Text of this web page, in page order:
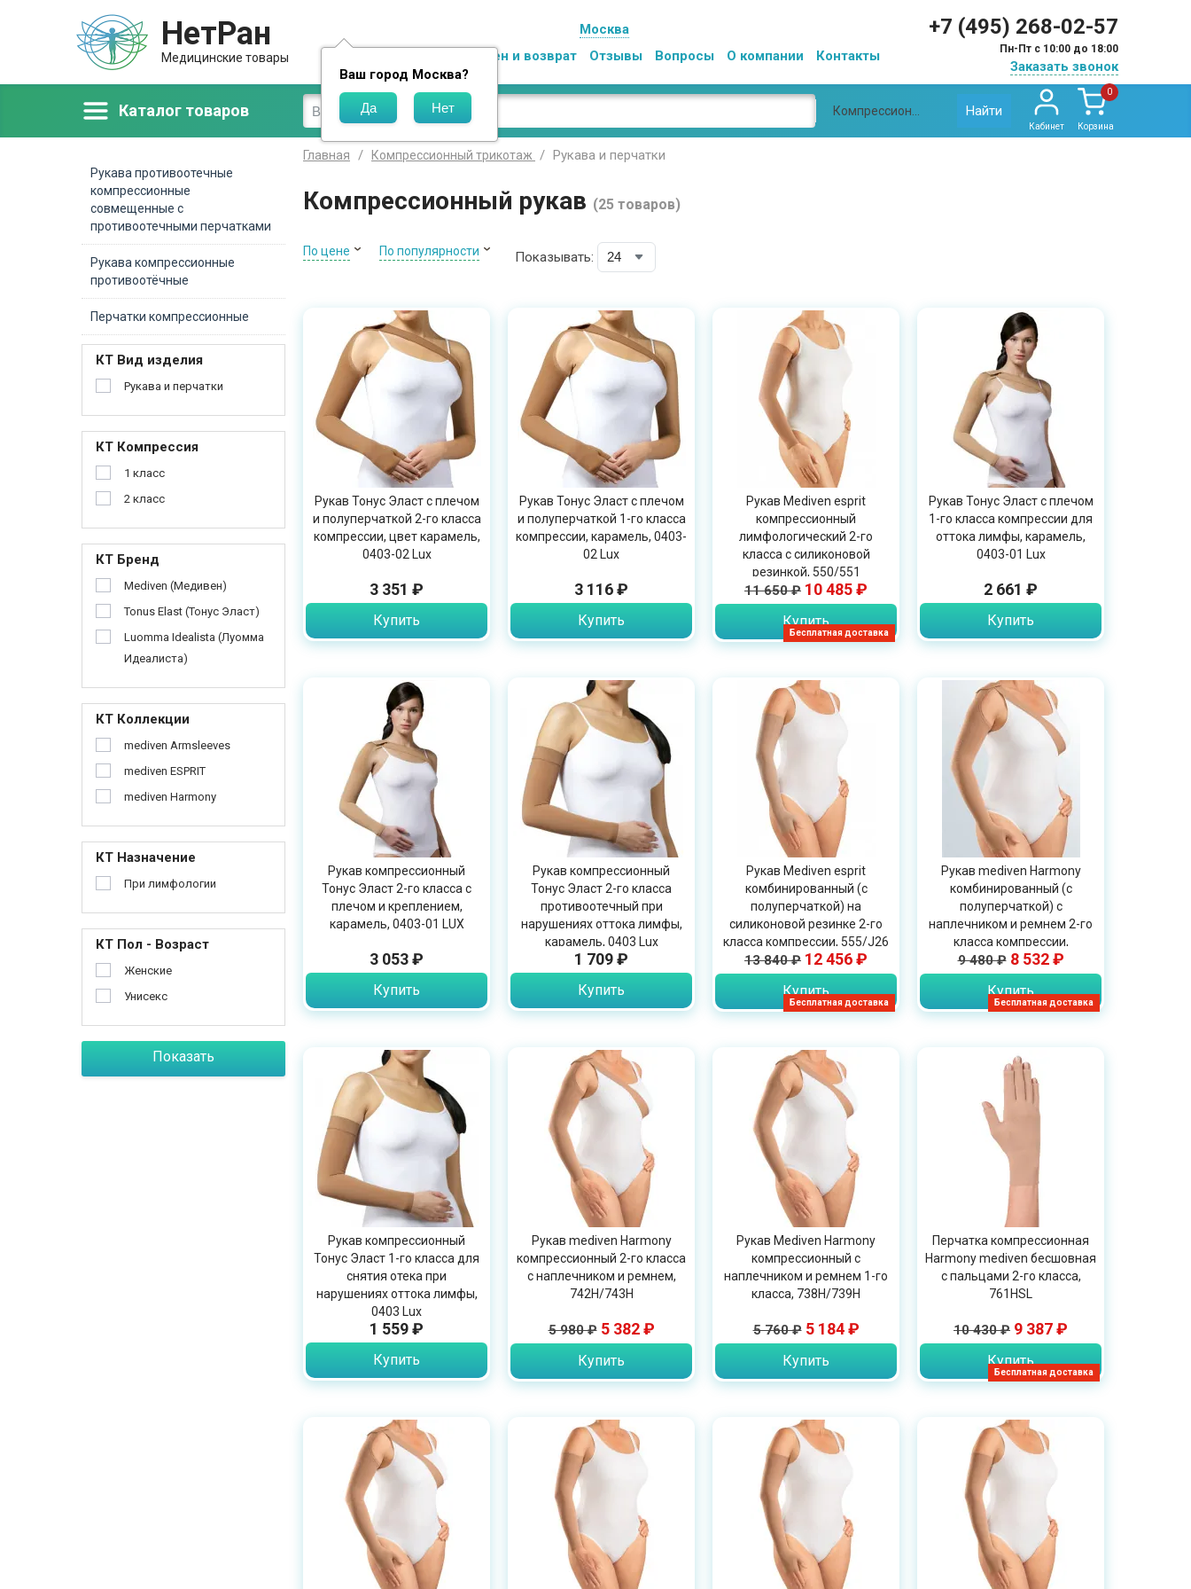
НетРан
Медицинские товары
Москва
Ваш город Москва?
Обмен и возврат Отзывы Вопросы О компании Контакты
+7 (495) 268-02-57
Пн-Пт с 10:00 до 18:00
Заказать звонок
Каталог товаров Найти
Кабинет
0
Корзина
Рукава противоотечные
компрессионные
совмещенные с
противоотечными перчатками
Рукава компрессионные
противоотёчные
Перчатки компрессионные
КТ Вид изделия
Рукава и перчатки
КТ Компрессия
1 класс
2 класс
КТ Бренд
Mediven (Медивен)
Tonus Elast (Тонус Эласт)
Luomma Idealista (Луомма
Идеалиста)
КТ Коллекции
mediven Armsleeves
mediven ESPRIT
mediven Harmony
КТ Назначение
При лимфологии
КТ Пол - Возраст
Женские
Унисекс
Показать
Главная Компрессионный трикотаж Рукава и перчатки
Компрессионный рукав (25 товаров)
По цене По популярности Показывать:
Рукав Тонус Эласт с плечом
и полуперчаткой 2-го класса
компрессии, цвет карамель,
0403-02 Lux
3 351 ₽
Купить
Рукав Тонус Эласт с плечом
и полуперчаткой 1-го класса
компрессии, карамель, 0403-
02 Lux
3 116 ₽
Купить
Бесплатная доставка
Рукав Mediven esprit
компрессионный
лимфологический 2-го
класса с силиконовой
резинкой, 550/551
11 650 ₽ 10 485 ₽
Купить
Рукав Тонус Эласт с плечом
1-го класса компрессии для
оттока лимфы, карамель,
0403-01 Lux
2 661 ₽
Купить
Рукав компрессионный
Тонус Эласт 2-го класса с
плечом и креплением,
карамель, 0403-01 LUX
3 053 ₽
Купить
Рукав компрессионный
Тонус Эласт 2-го класса
противоотечный при
нарушениях оттока лимфы,
карамель, 0403 Lux
1 709 ₽
Купить
Бесплатная доставка
Рукав Mediven esprit
комбинированный (с
полуперчаткой) на
силиконовой резинке 2-го
класса компрессии, 555/J26
13 840 ₽ 12 456 ₽
Купить
Бесплатная доставка
Рукав mediven Harmony
комбинированный (с
полуперчаткой) с
наплечником и ремнем 2-го
класса компрессии,
744H/745H
9 480 ₽ 8 532 ₽
Купить
Рукав компрессионный
Тонус Эласт 1-го класса для
снятия отека при
нарушениях оттока лимфы,
0403 Lux
1 559 ₽
Купить
Рукав mediven Harmony
компрессионный 2-го класса
с наплечником и ремнем,
742H/743H
5 980 ₽ 5 382 ₽
Купить
Рукав Mediven Harmony
компрессионный с
наплечником и ремнем 1-го
класса, 738H/739H
5 760 ₽ 5 184 ₽
Купить
Бесплатная доставка
Перчатка компрессионная
Harmony mediven бесшовная
с пальцами 2-го класса,
761HSL
10 430 ₽ 9 387 ₽
Купить